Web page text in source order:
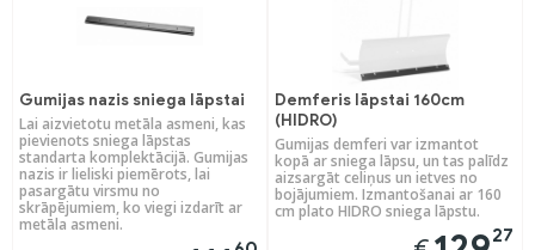
Gumijas nazis sniega lāpstai
Lai aizvietotu metāla asmeni, kas
pievienots sniega lāpstas
standarta komplektācijā. Gumijas
nazis ir lieliski piemērots, lai
pasargātu virsmu no
skrāpējumiem, ko viegi izdarīt ar
metāla asmeni.
Demferis lāpstai 160cm
(HIDRO)
Gumijas demferi var izmantot
kopā ar sniega lāpsu, un tas palīdz
aizsargāt celiņus un ietves no
bojājumiem. Izmantošanai ar 160
cm plato HIDRO sniega lāpstu.
27